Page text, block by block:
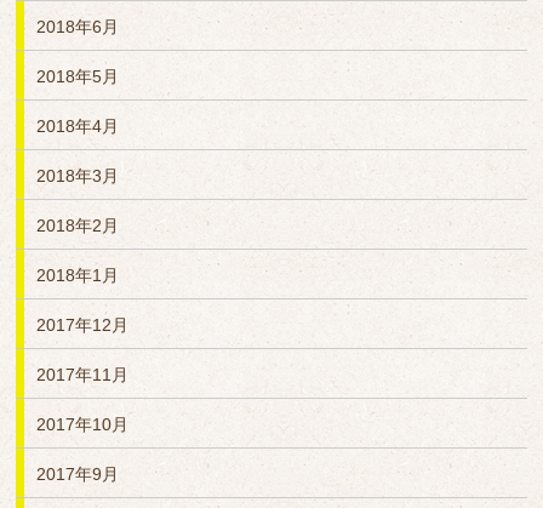
2018年6月
2018年5月
2018年4月
2018年3月
2018年2月
2018年1月
2017年12月
2017年11月
2017年10月
2017年9月